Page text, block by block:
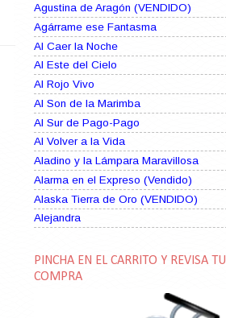
Agustina de Aragón (VENDIDO)
Agárrame ese Fantasma
Al Caer la Noche
Al Este del Cielo
Al Rojo Vivo
Al Son de la Marimba
Al Sur de Pago-Pago
Al Volver a la Vida
Aladino y la Lámpara Maravillosa
Alarma en el Expreso (Vendido)
Alaska Tierra de Oro (VENDIDO)
Alejandra
Alma Zíngara
Alma en Suplicio (VENDIDO)
PINCHA EN EL CARRITO Y REVISA TU
COMPRA